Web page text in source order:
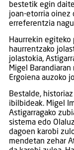
bestetik egin
joan-etorria oinez
erreferentzia
Haurrekin egiteko
haurrentzako
jolastokia,
Migel
Ergoiena auzoko
Bestalde,
ibilbideak. Migel
Astigarragako
sistema edo
dagoen karobi
mendetan zehar